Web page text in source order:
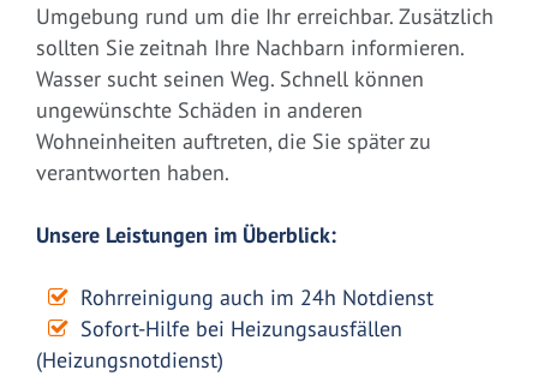
Umgebung rund um die Ihr erreichbar. Zusätzlich
sollten Sie zeitnah Ihre Nachbarn informieren.
Wasser sucht seinen Weg. Schnell können
ungewünschte Schäden in anderen
Wohneinheiten auftreten, die Sie später zu
verantworten haben.
Unsere Leistungen im Überblick:
Rohrreinigung auch im 24h Notdienst
Sofort-Hilfe bei Heizungsausfällen
(Heizungsnotdienst)